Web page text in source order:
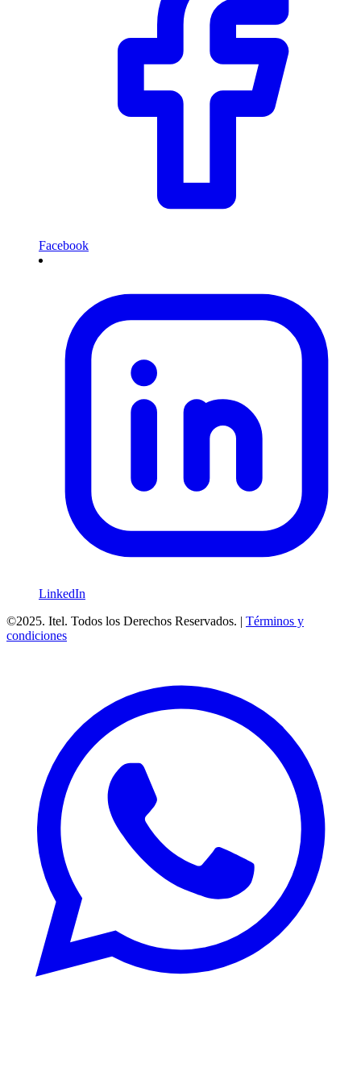
Facebook
LinkedIn
©2025. Itel. Todos los Derechos Reservados. | Términos y
condiciones